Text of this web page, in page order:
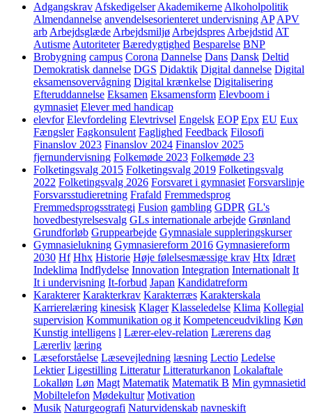
Adgangskrav Afskedigelser Akademikerne Alkoholpolitik
Almendannelse anvendelsesorienteret undervisning AP APV
arb Arbejdsglæde Arbejdsmiljø Arbejdspres Arbejdstid AT
Autisme Autoriteter Bæredygtighed Besparelse BNP
Brobygning campus Corona Dannelse Dans Dansk Deltid
Demokratisk dannelse DGS Didaktik Digital dannelse Digital
eksamensovervågning Digital krænkelse Digitalisering
Efteruddannelse Eksamen Eksamensform Elevboom i
gymnasiet Elever med handicap
elevfor Elevfordeling Elevtrivsel Engelsk EOP Epx EU Eux
Fængsler Fagkonsulent Faglighed Feedback Filosofi
Finanslov 2023 Finanslov 2024 Finanslov 2025
fjernundervisning Folkemøde 2023 Folkemøde 23
Folketingsvalg 2015 Folketingsvalg 2019 Folketingsvalg
2022 Folketingsvalg 2026 Forsvaret i gymnasiet Forsvarslinje
Forsvarsstudieretning Frafald Fremmedsprog
Fremmedsprogsstrategi Fusion gambling GDPR GL's
hovedbestyrelsesvalg GLs internationale arbejde Grønland
Grundforløb Gruppearbejde Gymnasiale suppleringskurser
Gymnasielukning Gymnasiereform 2016 Gymnasiereform
2030 Hf Hhx Historie Høje følelsesmæssige krav Htx Idræt
Indeklima Indflydelse Innovation Integration Internationalt It
It i undervisning It-forbud Japan Kandidatreform
Karakterer Karakterkrav Karakterræs Karakterskala
Karrierelæring kinesisk Klager Klasseledelse Klima Kollegial
supervision Kommunikation og it Kompetenceudvikling Køn
Kunstig intelligens l Lærer-elev-relation Lærerens dag
Lærerliv læring
Læseforståelse Læsevejledning læsning Lectio Ledelse
Lektier Ligestilling Litteratur Litteraturkanon Lokalaftale
Lokalløn Løn Magt Matematik Matematik B Min gymnasietid
Mobiltelefon Mødekultur Motivation
Musik Naturgeografi Naturvidenskab navneskift